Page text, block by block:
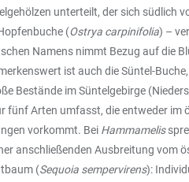
unterteilt, der sich
(Ostrya carpinifolia) –
Namens nimmt Bezug auf
ist auch die Süntel-
Bestände im Süntelgebirge
fünf Arten umfasst, die entweder
vorkommt. Bei Hammamelis
anschließenden Ausbreitung
(Sequoia sempervirens):